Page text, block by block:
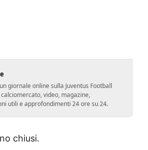
giornale online sulla Juventus Football
video, magazine,
utili e approfondimenti 24 ore su 24.
chiusi.